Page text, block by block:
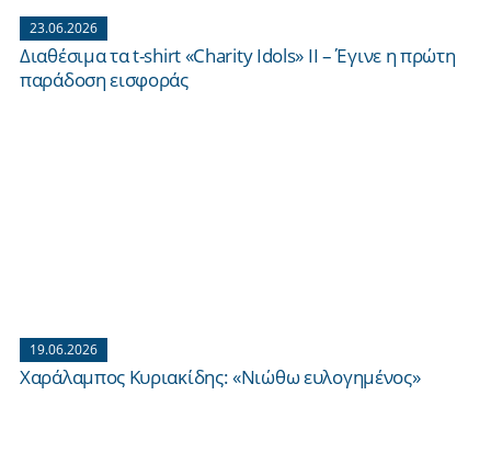
23.06.2026
Διαθέσιμα τα t-shirt «Charity Idols» ΙΙ – Έγινε η πρώτη
παράδοση εισφοράς
19.06.2026
Χαράλαμπος Κυριακίδης: «Νιώθω ευλογημένος»